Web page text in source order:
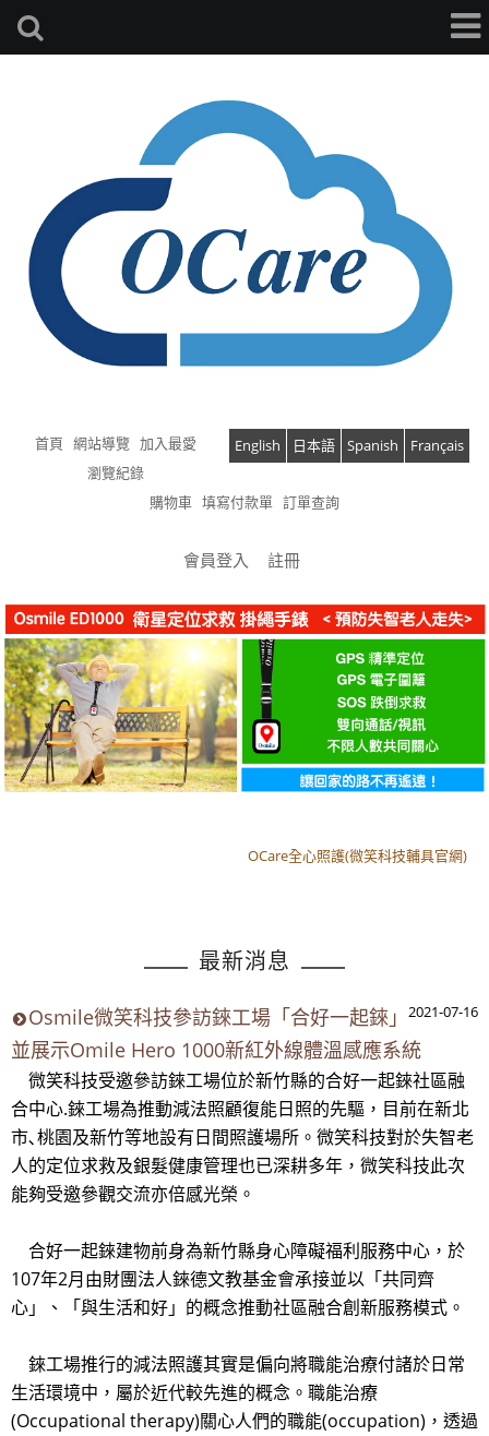
首頁 網站導覽 加入最愛 English 日本語 Spanish
Français
瀏覽紀錄
購物車 填寫付款單 訂單查詢
會員登入 註冊
OCare全心照護(微笑科技輔具官網)
最新消息
2021-07-16
Osmile微笑科技參訪錸工場「合好一起錸」
並展示Omile Hero 1000新紅外線體溫感應系統
微笑科技受邀參訪錸工場位於新竹縣的合好一起錸社區融
合中心.錸工場為推動減法照顧復能日照的先驅，目前在新北
市､桃園及新竹等地設有日間照護場所。微笑科技對於失智老
人的定位求救及銀髮健康管理也已深耕多年，微笑科技此次
能夠受邀參觀交流亦倍感光榮。
合好一起錸建物前身為新竹縣身心障礙福利服務中心，於
107年2月由財團法人錸德文教基金會承接並以「共同齊
心」、「與生活和好」的概念推動社區融合創新服務模式。
錸工場推行的減法照護其實是偏向將職能治療付諸於日常
生活環境中，屬於近代較先進的概念。職能治療
(Occupational therapy)關心人們的職能(occupation)，透過